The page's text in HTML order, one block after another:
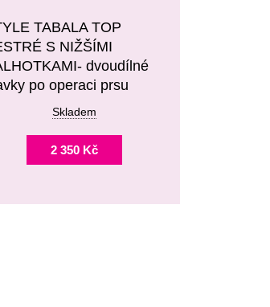
TABALA TOP
S NIŽŠÍMI
dvoudílné
po operaci prsu
Skladem
2 350 Kč